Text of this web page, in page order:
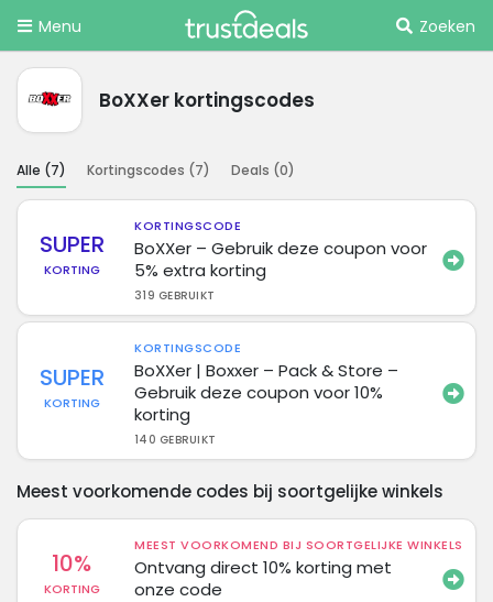
Menu Zoeken
BoXXer kortingscodes
Alle (7) Kortingscodes (7) Deals (0)
SUPER
KORTING
KORTINGSCODE
BoXXer – Gebruik deze coupon voor
5% extra korting
319 GEBRUIKT
SUPER
KORTING
KORTINGSCODE
BoXXer | Boxxer – Pack & Store –
Gebruik deze coupon voor 10%
korting
140 GEBRUIKT
Meest voorkomende codes bij soortgelijke winkels
10%
KORTING
MEEST VOORKOMEND BIJ SOORTGELIJKE WINKELS
Ontvang direct 10% korting met
onze code